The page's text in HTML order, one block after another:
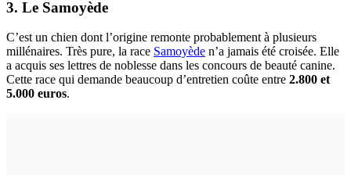
3. Le Samoyède
C’est un chien dont l’origine remonte probablement à plusieurs
millénaires. Très pure, la race Samoyède n’a jamais été croisée. Elle
a acquis ses lettres de noblesse dans les concours de beauté canine.
Cette race qui demande beaucoup d’entretien coûte entre 2.800 et
5.000 euros.